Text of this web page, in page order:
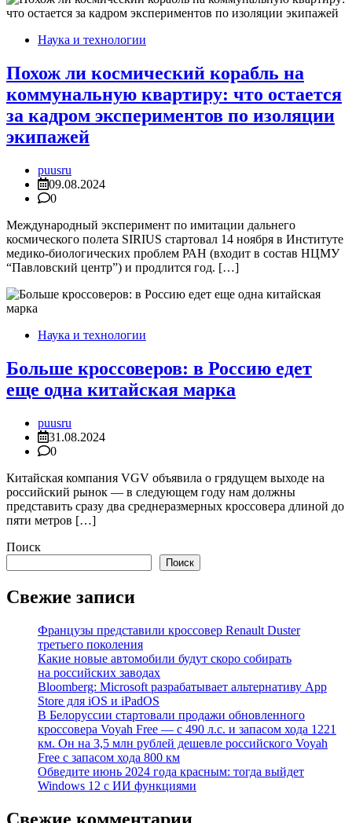
Наука и технологии
Похож ли космический корабль на
коммунальную квартиру: что остается
за кадром экспериментов по изоляции
экипажей
puusru
09.08.2024
0
Международный эксперимент по имитации дальнего
космического полета SIRIUS стартовал 14 ноября в Институте
медико-биологических проблем РАН (входит в состав НЦМУ
“Павловский центр”) и продлится год. […]
Наука и технологии
Больше кроссоверов: в Россию едет
еще одна китайская марка
puusru
31.08.2024
0
Китайская компания VGV объявила о грядущем выходе на
российский рынок — в следующем году нам должны
представить сразу два среднеразмерных кроссовера длиной до
пяти метров […]
Поиск
Поиск
Свежие записи
Французы представили кроссовер Renault Duster
третьего поколения
Какие новые автомобили будут скоро собирать
на российских заводах
Bloomberg: Microsoft разрабатывает альтернативу App
Store для iOS и iPadOS
В Белоруссии стартовали продажи обновленного
кроссовера Voyah Free — с 490 л.с. и запасом хода 1221
км. Он на 3,5 млн рублей дешевле российского Voyah
Free с запасом хода 800 км
Обведите июнь 2024 года красным: тогда выйдет
Windows 12 с ИИ функциями
Свежие комментарии